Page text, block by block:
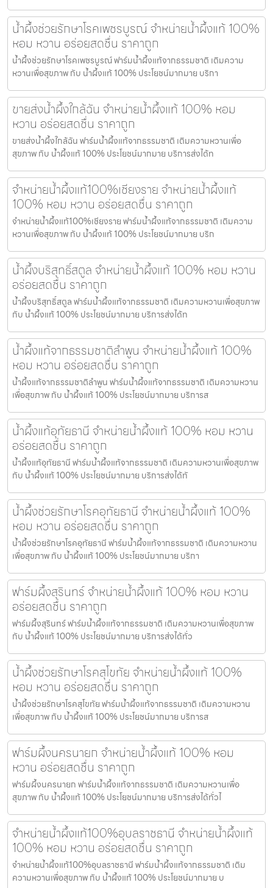
น้ำผึ้งช่วยรักษาโรคเพชรบูรณ์ จำหน่ายน้ำผึ้งแท้ 100%
หอม หวาน อร่อยสดชื่น ราคาถูก
น้ำผึ้งช่วยรักษาโรคเพชรบูรณ์ ฟาร์มน้ำผึ้งแท้จากธรรมชาติ เติมความ
หวานเพื่อสุขภาพ กับ น้ำผึ้งแท้ 100% ประโยชน์มากมาย บริกา
ขายส่งน้ำผึ้งใกล้ฉัน จำหน่ายน้ำผึ้งแท้ 100% หอม
หวาน อร่อยสดชื่น ราคาถูก
ขายส่งน้ำผึ้งใกล้ฉัน ฟาร์มน้ำผึ้งแท้จากธรรมชาติ เติมความหวานเพื่อ
สุขภาพ กับ น้ำผึ้งแท้ 100% ประโยชน์มากมาย บริการส่งได้ท
จำหน่ายน้ำผึ้งแท้100%เชียงราย จำหน่ายน้ำผึ้งแท้
100% หอม หวาน อร่อยสดชื่น ราคาถูก
จำหน่ายน้ำผึ้งแท้100%เชียงราย ฟาร์มน้ำผึ้งแท้จากธรรมชาติ เติมความ
หวานเพื่อสุขภาพ กับ น้ำผึ้งแท้ 100% ประโยชน์มากมาย บริก
น้ำผึ้งบริสุทธิ์สตูล จำหน่ายน้ำผึ้งแท้ 100% หอม หวาน
อร่อยสดชื่น ราคาถูก
น้ำผึ้งบริสุทธิ์สตูล ฟาร์มน้ำผึ้งแท้จากธรรมชาติ เติมความหวานเพื่อสุขภาพ
กับ น้ำผึ้งแท้ 100% ประโยชน์มากมาย บริการส่งได้ท
น้ำผึ้งแท้จากธรรมชาติลำพูน จำหน่ายน้ำผึ้งแท้ 100%
หอม หวาน อร่อยสดชื่น ราคาถูก
น้ำผึ้งแท้จากธรรมชาติลำพูน ฟาร์มน้ำผึ้งแท้จากธรรมชาติ เติมความหวาน
เพื่อสุขภาพ กับ น้ำผึ้งแท้ 100% ประโยชน์มากมาย บริการส
น้ำผึ้งแท้อุทัยธานี จำหน่ายน้ำผึ้งแท้ 100% หอม หวาน
อร่อยสดชื่น ราคาถูก
น้ำผึ้งแท้อุทัยธานี ฟาร์มน้ำผึ้งแท้จากธรรมชาติ เติมความหวานเพื่อสุขภาพ
กับ น้ำผึ้งแท้ 100% ประโยชน์มากมาย บริการส่งได้ทั
น้ำผึ้งช่วยรักษาโรคอุทัยธานี จำหน่ายน้ำผึ้งแท้ 100%
หอม หวาน อร่อยสดชื่น ราคาถูก
น้ำผึ้งช่วยรักษาโรคอุทัยธานี ฟาร์มน้ำผึ้งแท้จากธรรมชาติ เติมความหวาน
เพื่อสุขภาพ กับ น้ำผึ้งแท้ 100% ประโยชน์มากมาย บริกา
ฟาร์มผึ้งสุรินทร์ จำหน่ายน้ำผึ้งแท้ 100% หอม หวาน
อร่อยสดชื่น ราคาถูก
ฟาร์มผึ้งสุรินทร์ ฟาร์มน้ำผึ้งแท้จากธรรมชาติ เติมความหวานเพื่อสุขภาพ
กับ น้ำผึ้งแท้ 100% ประโยชน์มากมาย บริการส่งได้ทั่ว
น้ำผึ้งช่วยรักษาโรคสุโขทัย จำหน่ายน้ำผึ้งแท้ 100%
หอม หวาน อร่อยสดชื่น ราคาถูก
น้ำผึ้งช่วยรักษาโรคสุโขทัย ฟาร์มน้ำผึ้งแท้จากธรรมชาติ เติมความหวาน
เพื่อสุขภาพ กับ น้ำผึ้งแท้ 100% ประโยชน์มากมาย บริการส
ฟาร์มผึ้งนครนายก จำหน่ายน้ำผึ้งแท้ 100% หอม
หวาน อร่อยสดชื่น ราคาถูก
ฟาร์มผึ้งนครนายก ฟาร์มน้ำผึ้งแท้จากธรรมชาติ เติมความหวานเพื่อ
สุขภาพ กับ น้ำผึ้งแท้ 100% ประโยชน์มากมาย บริการส่งได้ทั่วไ
จำหน่ายน้ำผึ้งแท้100%อุบลราชธานี จำหน่ายน้ำผึ้งแท้
100% หอม หวาน อร่อยสดชื่น ราคาถูก
จำหน่ายน้ำผึ้งแท้100%อุบลราชธานี ฟาร์มน้ำผึ้งแท้จากธรรมชาติ เติม
ความหวานเพื่อสุขภาพ กับ น้ำผึ้งแท้ 100% ประโยชน์มากมาย บ